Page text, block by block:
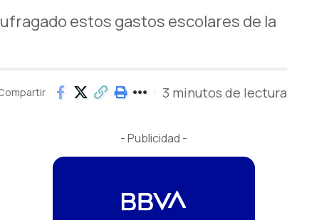
estos gastos escolares de la
3 minutos de lectura
- Publicidad -